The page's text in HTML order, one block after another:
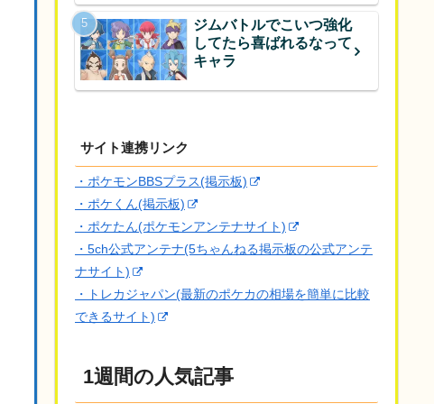
ジムバトルでこいつ強化
してたら喜ばれるなって
キャラ
サイト連携リンク
・ポケモンBBSプラス(掲示板)
・ポケくん(掲示板)
・ポケたん(ポケモンアンテナサイト)
・5ch公式アンテナ(5ちゃんねる掲示板の公式アンテ
ナサイト)
・トレカジャパン(最新のポケカの相場を簡単に比較
できるサイト)
1週間の人気記事